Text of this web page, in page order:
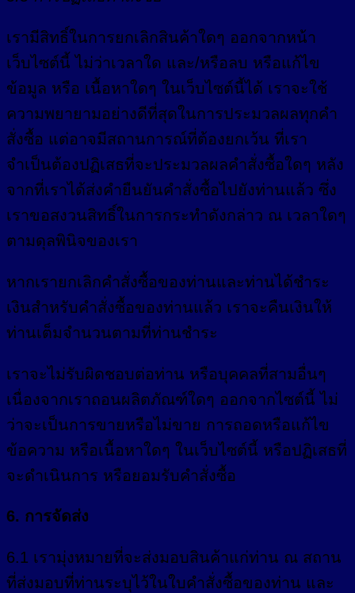
เรามีสิทธิ์ในการยกเลิกสินค้าใดๆ ออกจากหน้า
เว็บไซต์นี้ ไม่ว่าเวลาใด และ/หรือลบ หรือแก้ไข
ข้อมูล หรือ เนื้อหาใดๆ ในเว็บไซต์นี้ได้ เราจะใช้
ความพยายามอย่างดีที่สุดในการประมวลผลทุกคำ
สั่งซื้อ แต่อาจมีสถานการณ์ที่ต้องยกเว้น ที่เรา
จำเป็นต้องปฏิเสธที่จะประมวลผลคำสั่งซื้อใดๆ หลัง
จากที่เราได้ส่งคำยืนยันคำสั่งซื้อไปยังท่านแล้ว ซึ่ง
เราขอสงวนสิทธิ์ในการกระทำดังกล่าว ณ เวลาใดๆ
ตามดุลพินิจของเรา
หากเรายกเลิกคำสั่งซื้อของท่านและท่านได้ชำระ
เงินสำหรับคำสั่งซื้อของท่านแล้ว เราจะคืนเงินให้
ท่านเต็มจำนวนตามที่ท่านชำระ
เราจะไม่รับผิดชอบต่อท่าน หรือบุคคลที่สามอื่นๆ
เนื่องจากเราถอนผลิตภัณฑ์ใดๆ ออกจากไซต์นี้ ไม่
ว่าจะเป็นการขายหรือไม่ขาย การถอดหรือแก้ไข
ข้อความ หรือเนื้อหาใดๆ ในเว็บไซต์นี้ หรือปฏิเสธที่
จะดำเนินการ หรือยอมรับคำสั่งซื้อ
6. การจัดส่ง
6.1 เรามุ่งหมายที่จะส่งมอบสินค้าแก่ท่าน ณ สถาน
ที่ส่งมอบที่ท่านระบุไว้ในใบคำสั่งซื้อของท่าน และ